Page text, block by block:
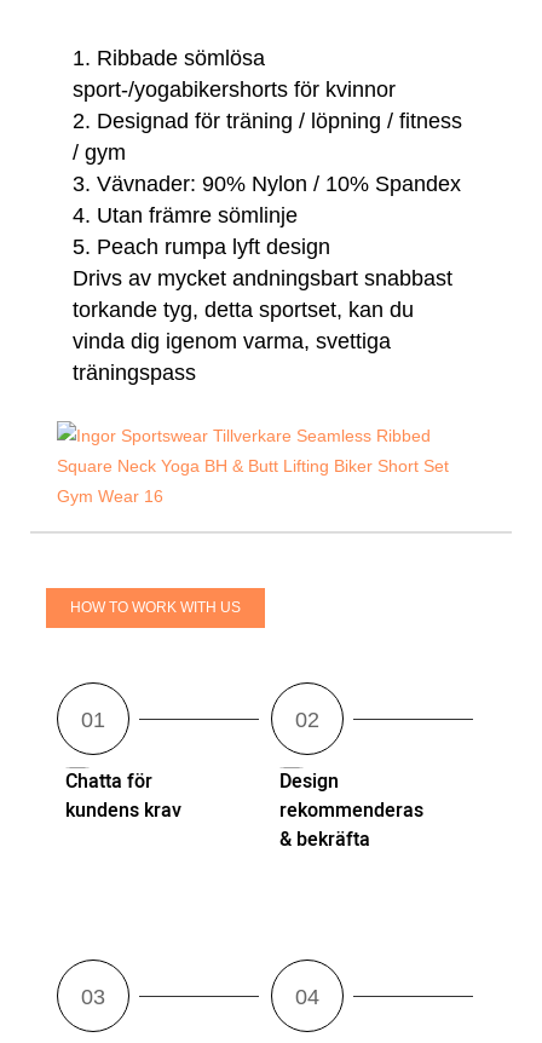
1. Ribbade sömlösa
sport-/yogabikershorts för kvinnor
2. Designad för träning / löpning / fitness
/ gym
3. Vävnader: 90% Nylon / 10% Spandex
4. Utan främre sömlinje
5. Peach rumpa lyft design
Drivs av mycket andningsbart snabbast
torkande tyg, detta sportset, kan du
vinda dig igenom varma, svettiga
träningspass
HOW TO WORK WITH US
Chatta för
kundens krav
Design
rekommenderas
& bekräfta